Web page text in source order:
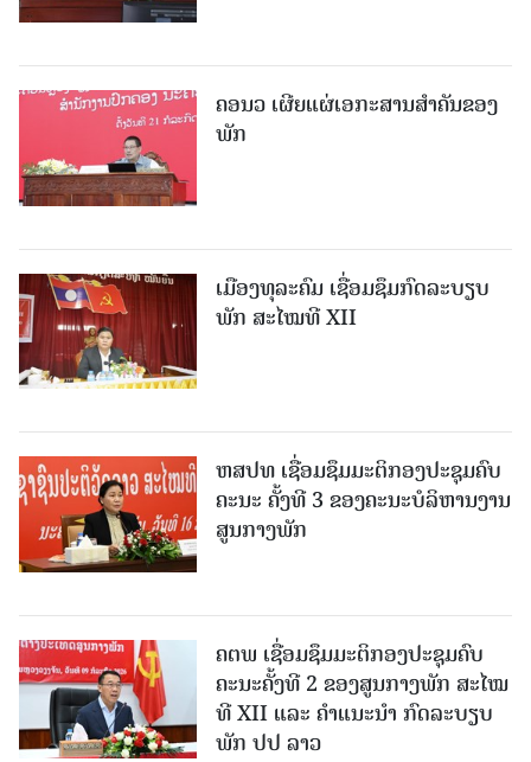
ຄອນວ ເຜີຍແຜ່ເອກະສານສໍາຄັນຂອງ
ພັກ
ເມືອງທຸລະຄົມ ເຊື່ອມຊຶມກົດລະບຽບ
ພັກ ສະໄໝທີ XII
ຫສປທ ເຊື່ອມຊຶມມະຕິກອງປະຊຸມຄົບ
ຄະນະ ຄັ້ງທີ 3 ຂອງຄະນະບໍລິຫານງານ
ສູນກາງພັກ
ຄຕພ ເຊື່ອມຊຶມມະຕິກອງປະຊຸມຄົບ
ຄະນະຄັ້ງທີ 2 ຂອງສູນກາງພັກ ສະໄໝ
ທີ XII ແລະ ຄໍາແນະນໍາ ກົດລະບຽບ
ພັກ ປປ ລາວ